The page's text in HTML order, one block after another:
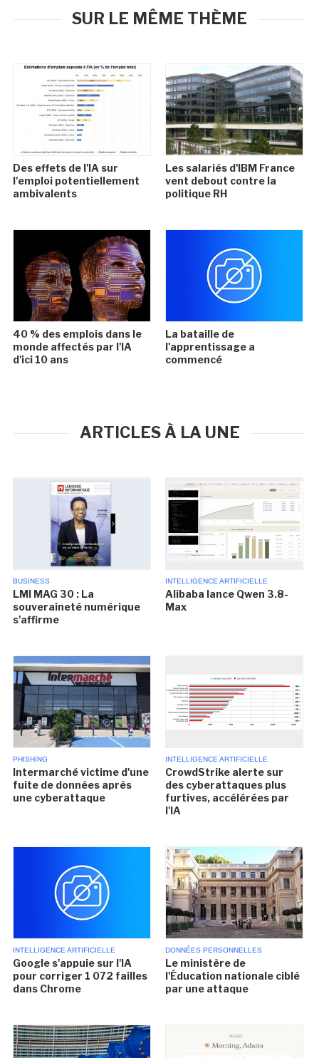
SUR LE MÊME THÈME
Des effets de l'IA sur
l'emploi potentiellement
ambivalents
Les salariés d'IBM France
vent debout contre la
politique RH
40 % des emplois dans le
monde affectés par l'IA
d'ici 10 ans
La bataille de
l'apprentissage a
commencé
ARTICLES À LA UNE
BUSINESS
LMI MAG 30 : La
souveraineté numérique
s'affirme
INTELLIGENCE ARTIFICIELLE
Alibaba lance Qwen 3.8-
Max
PHISHING
Intermarché victime d'une
fuite de données après
une cyberattaque
INTELLIGENCE ARTIFICIELLE
CrowdStrike alerte sur
des cyberattaques plus
furtives, accélérées par
l'IA
INTELLIGENCE ARTIFICIELLE
Google s'appuie sur l'IA
pour corriger 1 072 failles
dans Chrome
DONNÉES PERSONNELLES
Le ministère de
l'Éducation nationale ciblé
par une attaque